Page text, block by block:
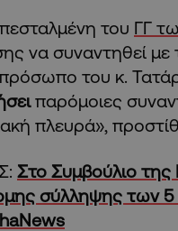
του ΓΓ
να συναντηθεί με
του κ.
παρόμοιες
πλευρά»,
Στο Συμβούλιο
σύλληψης των 5